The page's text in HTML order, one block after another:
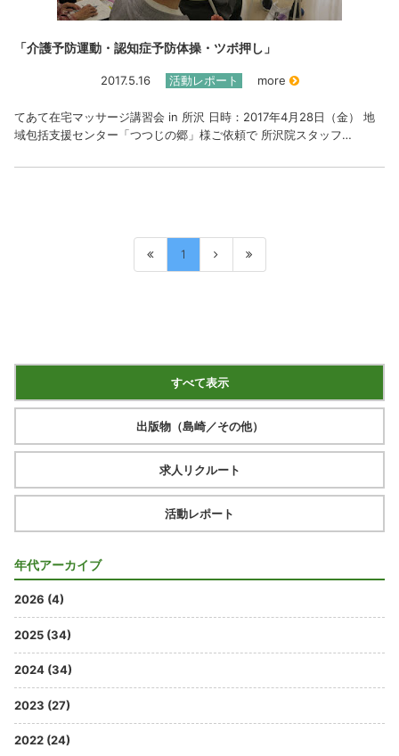
「介護予防運動・認知症予防体操・ツボ押し」
2017.5.16 活動レポート more
てあて在宅マッサージ講習会 in 所沢 日時：2017年4月28日（金） 地
域包括支援センター「つつじの郷」様ご依頼で 所沢院スタッフ…
1
すべて表示
出版物（島崎／その他）
求人リクルート
活動レポート
年代アーカイブ
2026 (4)
2025 (34)
2024 (34)
2023 (27)
2022 (24)